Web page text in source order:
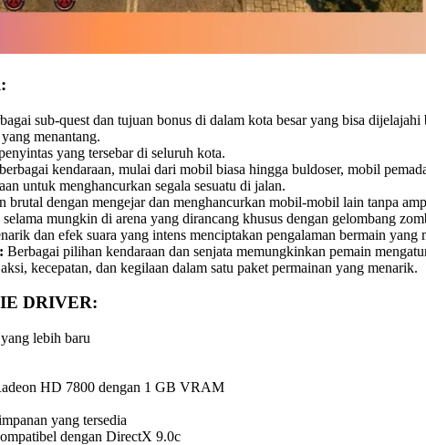
sub-quest dan tujuan bonus di dalam kota besar yang bisa dijelajahi
menantang.
yang tersebar di seluruh kota.
kendaraan, mulai dari mobil biasa hingga buldoser, mobil
untuk menghancurkan segala sesuatu di jalan.
brutal dengan mengejar dan menghancurkan mobil-mobil lain tanpa
mungkin di arena yang dirancang khusus dengan gelombang
dan efek suara yang intens menciptakan pengalaman bermain yang
Berbagai pilihan kendaraan dan senjata memungkinkan pemain
kecepatan, dan kegilaan dalam satu paket permainan yang menarik.
DRIVER:
lebih baru
HD 7800 dengan 1 GB VRAM
yang tersedia
dengan DirectX 9.0c